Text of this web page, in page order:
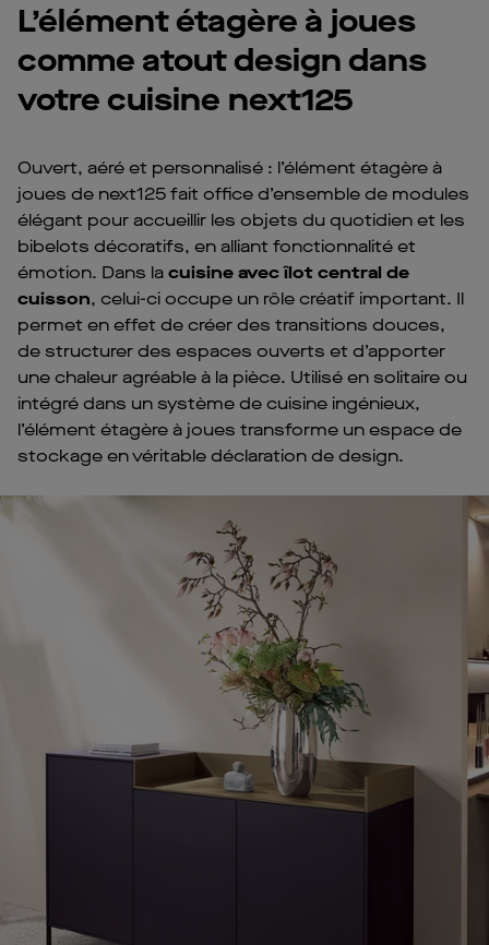
L’élément étagère à joues
comme atout design dans
votre cuisine next125
Ouvert, aéré et personnalisé : l’élément étagère à
joues de next125 fait office d’ensemble de modules
élégant pour accueillir les objets du quotidien et les
bibelots décoratifs, en alliant fonctionnalité et
émotion. Dans lacuisine avec îlot central de
cuisson, celui-ci occupe un rôle créatif important. Il
permet en effet de créer des transitions douces,
de structurer des espaces ouverts et d’apporter
une chaleur agréable à la pièce. Utilisé en solitaire ou
intégré dans un système de cuisine ingénieux,
l’élément étagère à joues transforme un espace de
stockage en véritable déclaration de design.